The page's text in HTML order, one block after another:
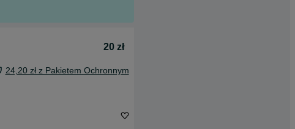
20 zł
24,20 zł z Pakietem Ochronnym